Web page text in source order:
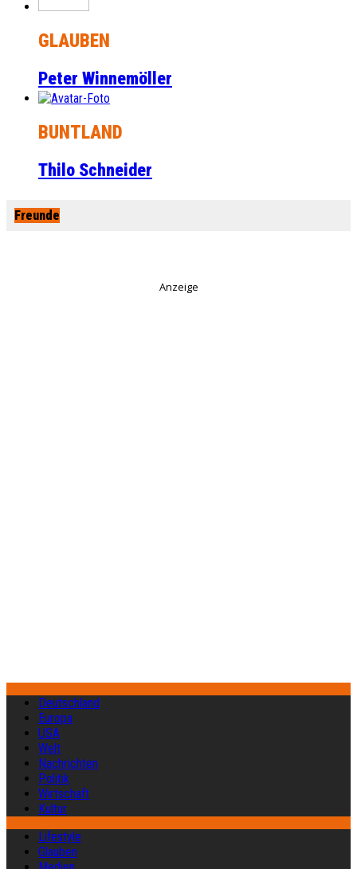
GLAUBEN
Peter Winnemöller
BUNTLAND
Thilo Schneider
Freunde
Anzeige
Deutschland
Europa
USA
Welt
Nachrichten
Politik
Wirtschaft
Kultur
Lifestyle
Glauben